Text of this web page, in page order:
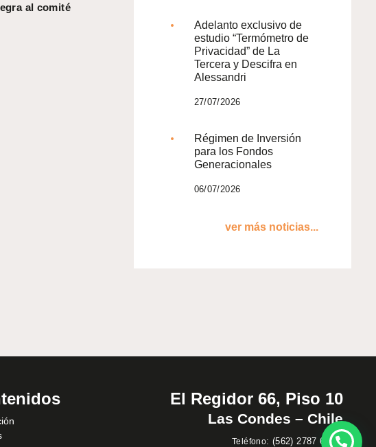
al comité
Adelanto exclusivo de
estudio “Termómetro de
Privacidad” de La
Tercera y Descifra en
Alessandri
27/07/2026
Régimen de Inversión
para los Fondos
Generacionales
06/07/2026
ver más noticias...
El Regidor 66, Piso 10
Las Condes – Chile
Teléfono: (562) 2787 60 00